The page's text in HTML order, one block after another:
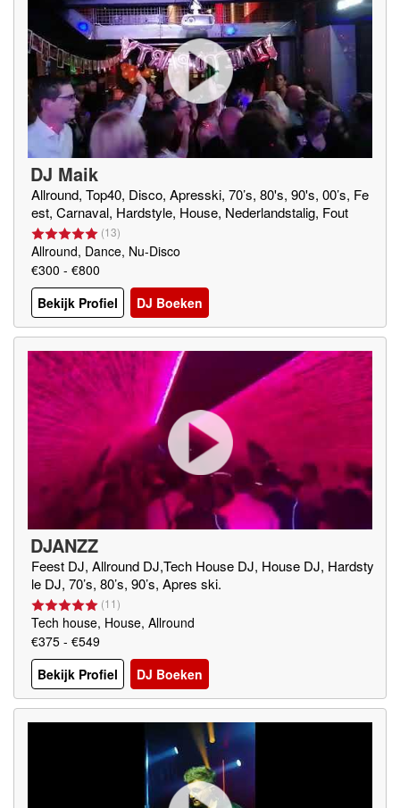
DJ Maik
Allround, Top40, Disco, Apresski, 70’s, 80's, 90's, 00’s, Fe
est, Carnaval, Hardstyle, House, Nederlandstalig, Fout
(13)
Allround, Dance, Nu-Disco
€300 - €800
Bekijk Profiel
DJ Boeken
DJANZZ
Feest DJ, Allround DJ,Tech House DJ, House DJ, Hardsty
le DJ, 70’s, 80’s, 90’s, Apres ski.
(11)
Tech house, House, Allround
€375 - €549
Bekijk Profiel
DJ Boeken